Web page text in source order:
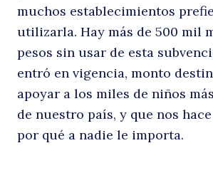
muchos establecimientos
utilizarla. Hay más de 500 mil
pesos sin usar de esta
entró en vigencia, monto
apoyar a los miles de niños
de nuestro país, y que nos
por qué a nadie le importa.